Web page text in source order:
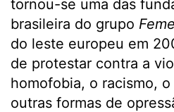
tornou-se uma das
brasileira do grupo
do leste europeu em
de protestar contra a
homofobia, o racismo,
outras formas de